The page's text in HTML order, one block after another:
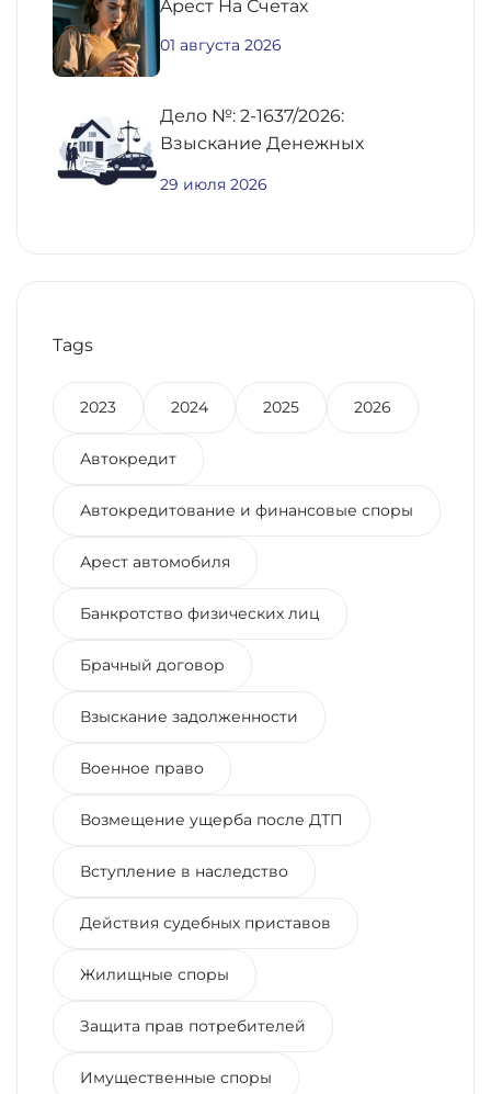
Aрест На Счетах
01 августа 2026
Дело №: 2-1637/2026:
Взыскание Денежных
29 июля 2026
Tags
2023 2024 2025 2026
Автокредит
Автокредитование и финансовые споры
Арест автомобиля
Банкротство физических лиц
Брачный договор
Взыскание задолженности
Военное право
Возмещение ущерба после ДТП
Вступление в наследство
Действия судебных приставов
Жилищные споры
Защита прав потребителей
Имущественные споры